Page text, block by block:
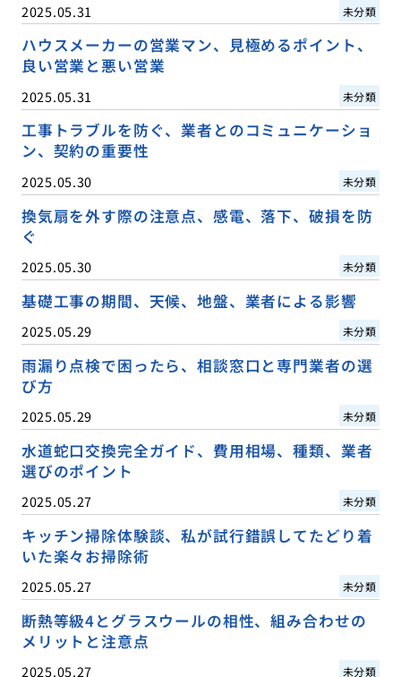
2025.05.31 未分類
ハウスメーカーの営業マン、見極めるポイント、
良い営業と悪い営業
2025.05.31 未分類
工事トラブルを防ぐ、業者とのコミュニケーショ
ン、契約の重要性
2025.05.30 未分類
換気扇を外す際の注意点、感電、落下、破損を防
ぐ
2025.05.30 未分類
基礎工事の期間、天候、地盤、業者による影響
2025.05.29 未分類
雨漏り点検で困ったら、相談窓口と専門業者の選
び方
2025.05.29 未分類
水道蛇口交換完全ガイド、費用相場、種類、業者
選びのポイント
2025.05.27 未分類
キッチン掃除体験談、私が試行錯誤してたどり着
いた楽々お掃除術
2025.05.27 未分類
断熱等級4とグラスウールの相性、組み合わせの
メリットと注意点
2025.05.27 未分類